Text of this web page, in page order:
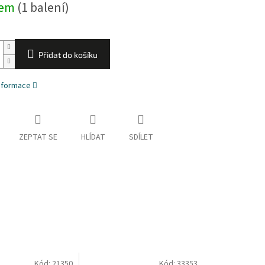
(1 balení)
Přidat do košíku
ZEPTAT SE HLÍDAT SDÍLET